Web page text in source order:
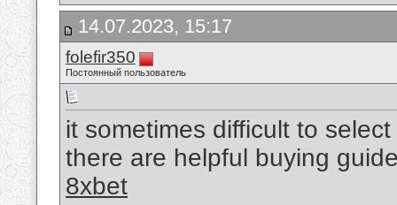
14.07.2023, 15:17
folefir350
Постоянный пользователь
it sometimes difficult to
there are helpful buying
8xbet